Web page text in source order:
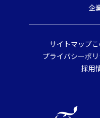
企
サイトマップ
プライバシーポ
採用